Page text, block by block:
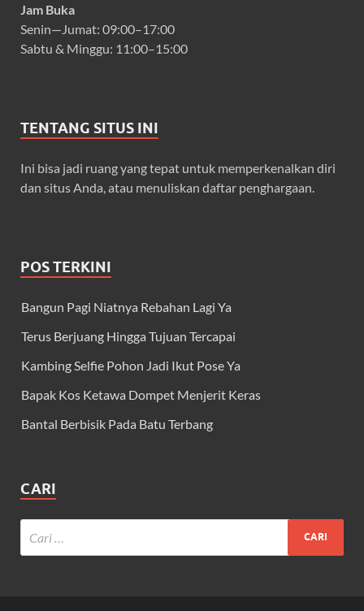
Jam Buka
Senin—Jumat: 09:00–17:00
Sabtu & Minggu: 11:00–15:00
TENTANG SITUS INI
Ini bisa jadi ruang yang tepat untuk memperkenalkan diri
dan situs Anda, atau menuliskan daftar penghargaan.
POS TERKINI
Bangun Pagi Niatnya Rebahan Lagi Ya
Terus Berjuang Hingga Tujuan Tercapai
Kambing Selfie Pohon Jadi Ikut Pose Ya
Bapak Kos Ketawa Dompet Menjerit Keras
Bantal Berbisik Pada Batu Terbang
CARI